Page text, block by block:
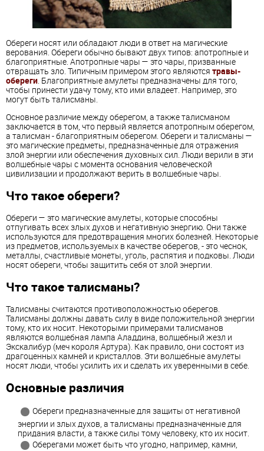
Обереги носят или обладают люди в ответ на магические
верования. Обереги обычно бывают двух типов: апотропные и
благоприятные. Апотропные чары — это чары, призванные
отвращать зло. Типичным примером этого являются травы-
обереги. Благоприятные амулеты предназначены для того,
чтобы принести удачу тому, кто ими владеет. Например, это
могут быть талисманы.
Основное различие между оберегом, а также талисманом
заключается в том, что первый является апотропным оберегом,
а талисман - благоприятным оберегом. Обереги и талисманы —
это магические предметы, предназначенные для отражения
злой энергии или обеспечения духовных сил. Люди верили в эти
волшебные чары с момента основания человеческой
цивилизации и продолжают верить в волшебные чары.
Что такое обереги?
Обереги — это магические амулеты, которые способны
отпугивать всех злых духов и негативную энергию. Они также
используются для предотвращения многих болезней. Некоторые
из предметов, используемых в качестве оберегов, - это чеснок,
металлы, счастливые монеты, уголь, распятия и подковы. Люди
носят обереги, чтобы защитить себя от злой энергии.
Что такое талисманы?
Талисманы считаются противоположностью оберегов.
Талисманы должны давать силу в виде положительной энергии
тому, кто их носит. Некоторыми примерами талисманов
являются волшебная лампа Аладдина, волшебный жезл и
Экскалибур (меч короля Артура). Как правило, они состоят из
драгоценных камней и кристаллов. Эти волшебные амулеты
носят люди, чтобы усилить их и сделать их уверенными в себе.
Основные различия
Обереги предназначенные для защиты от негативной
энергии и злых духов, а талисманы предназначенные для
придания власти, а также силы тому человеку, кто их носит.
Оберегами может быть что угодно, например, камни,